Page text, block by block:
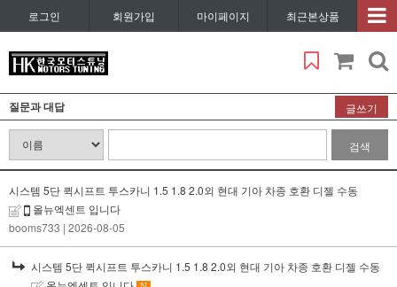
로그인 회원가입 마이페이지 최근본상품
질문과 대답 글쓰기
검색
시스템 5단 퀵시프트 투스카니 1.5 1.8 2.0외 현대 기아 차종 호환 디젤 수동
올뉴엑센트 입니다
booms733 | 2026-08-05
시스템 5단 퀵시프트 투스카니 1.5 1.8 2.0외 현대 기아 차종 호환 디젤 수동